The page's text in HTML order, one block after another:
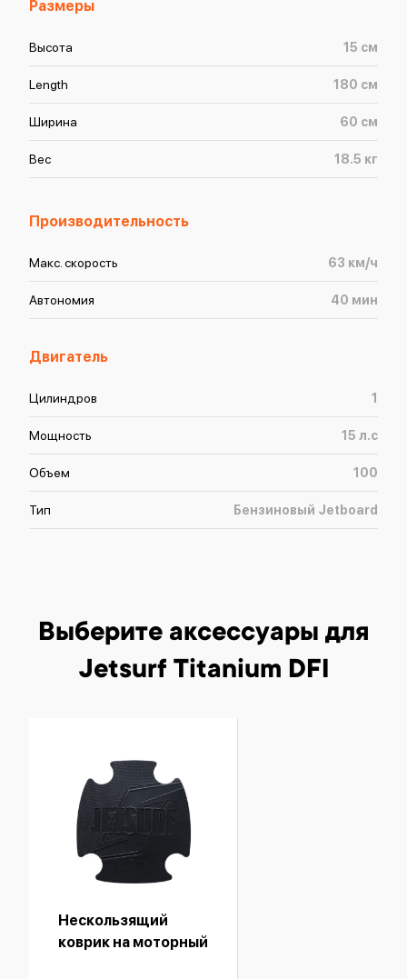
Размеры
Высота 15 см
Length 180 см
Ширина 60 см
Вес 18.5 кг
Производительность
Макс. скорость 63 км/ч
Автономия 40 мин
Двигатель
Цилиндров 1
Мощность 15 л.с
Объем 100
Тип Бензиновый Jetboard
Выберите аксессуары для
Jetsurf Titanium DFI
Нескользящий
коврик на моторный